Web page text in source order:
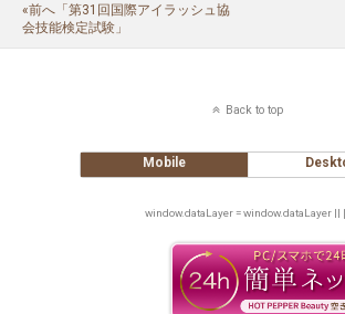
«前へ「第31回国際アイラッシュ協
会技能検定試験」
Back to top
Mobile
window.dataLayer = window.dataLayer ||